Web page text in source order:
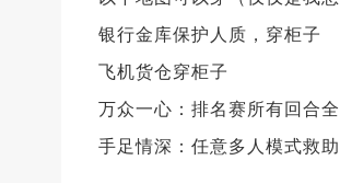
银行金库保护人质，穿柜子
飞机货仓穿柜子
万众一心：排名赛所有回合
手足情深：任意多人模式救